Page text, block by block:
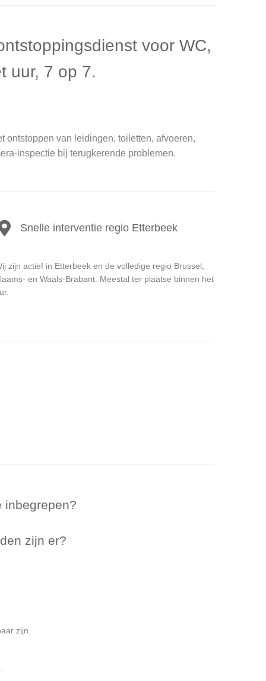
voor WC,
uur, 7 op 7.
ontstoppen van leidingen, toiletten, afvoeren,
inspectie bij terugkerende problemen.
Snelle interventie regio Etterbeek
zijn actief in Etterbeek en de volledige regio Brussel,
en Waals-Brabant. Meestal ter plaatse binnen het
inbegrepen?
zijn er?
zijn.